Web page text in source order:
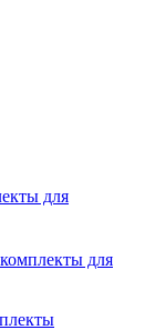
для
для